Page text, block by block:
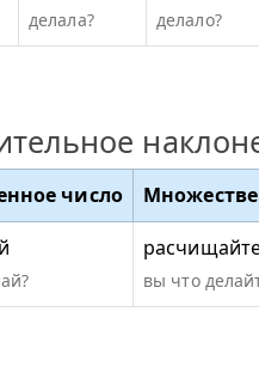
делала?
делало?
число
вы что